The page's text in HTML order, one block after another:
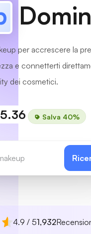
per accrescere la
e connetterti
dei cosmetici.
Salva 40%
4.9 / 51,932